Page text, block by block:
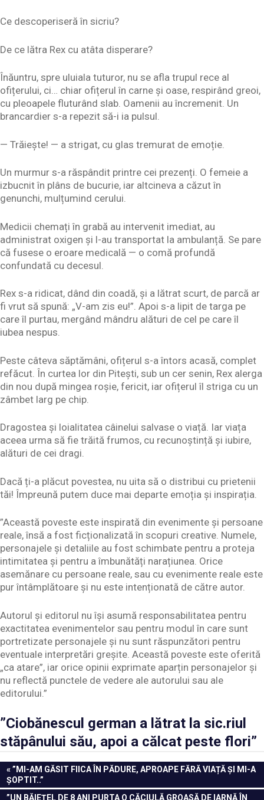
Ce descoperiseră în sicriu?
De ce lătra Rex cu atâta disperare?
Înăuntru, spre uluiala tuturor, nu se afla trupul rece al
ofițerului, ci… chiar ofițerul în carne și oase, respirând greoi,
cu pleoapele fluturând slab. Oamenii au încremenit. Un
brancardier s-a repezit să-i ia pulsul.
— Trăiește! — a strigat, cu glas tremurat de emoție.
Un murmur s-a răspândit printre cei prezenți. O femeie a
izbucnit în plâns de bucurie, iar altcineva a căzut în
genunchi, mulțumind cerului.
Medicii chemați în grabă au intervenit imediat, au
administrat oxigen și l-au transportat la ambulanță. Se pare
că fusese o eroare medicală — o comă profundă
confundată cu decesul.
Rex s-a ridicat, dând din coadă, și a lătrat scurt, de parcă ar
fi vrut să spună: „V-am zis eu!”. Apoi s-a lipit de targa pe
care îl purtau, mergând mândru alături de cel pe care îl
iubea nespus.
Peste câteva săptămâni, ofițerul s-a întors acasă, complet
refăcut. În curtea lor din Pitești, sub un cer senin, Rex alerga
din nou după mingea roșie, fericit, iar ofițerul îl striga cu un
zâmbet larg pe chip.
Dragostea și loialitatea câinelui salvase o viață. Iar viața
aceea urma să fie trăită frumos, cu recunoștință și iubire,
alături de cei dragi.
Dacă ți-a plăcut povestea, nu uita să o distribui cu prietenii
tăi! Împreună putem duce mai departe emoția și inspirația.
”Această poveste este inspirată din evenimente și persoane
reale, însă a fost ficționalizată în scopuri creative. Numele,
personajele și detaliile au fost schimbate pentru a proteja
intimitatea și pentru a îmbunătăți narațiunea. Orice
asemănare cu persoane reale, sau cu evenimente reale este
pur întâmplătoare și nu este intenționată de către autor.
Autorul și editorul nu își asumă responsabilitatea pentru
exactitatea evenimentelor sau pentru modul în care sunt
portretizate personajele și nu sunt răspunzători pentru
eventuale interpretări greșite. Această poveste este oferită
„ca atare”, iar orice opinii exprimate aparțin personajelor și
nu reflectă punctele de vedere ale autorului sau ale
editorului.”
”Ciobănescul german a lătrat la sic.riul
stăpânului său, apoi a călcat peste flori”
Navigare
în
PREVIOUS
POST:
”MI-AM GĂSIT FIICA ÎN PĂDURE, APROAPE FĂRĂ VIAȚĂ ȘI MI-A
ȘOPTIT..”
NEXT
”UN BĂIEȚEL DE 8 ANI PURTA O CĂCIULĂ GROASĂ DE IARNĂ ÎN